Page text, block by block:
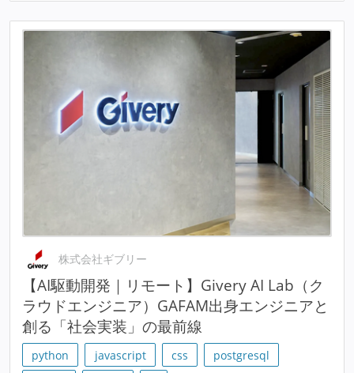
株式会社ギブリー
【AI駆動開発｜リモート】Givery AI Lab（ク
ラウドエンジニア）GAFAM出身エンジニアと
創る「社会実装」の最前線
python javascript css
postgresql